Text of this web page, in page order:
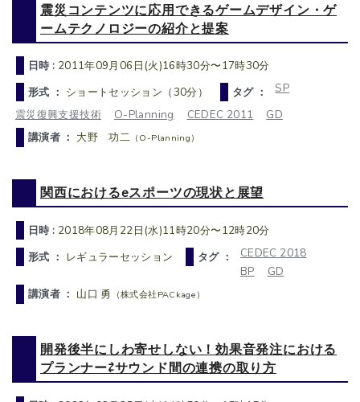
震災コンテンツに応用できるゲームデザイン・ゲ
ームテクノロジーの紹介と提案
日時 : 2011年09月06日(火)16時30分〜17時30分
形式 ： ショートセッション（30分） タグ ：
SP
震災復興支援技術
O-Planning CEDEC 2011
GD
講演者 ：大野 功二 （O-Planning）
関西におけるeスポーツの現状と展望
日時 : 2018年08月22日(水)11時20分〜12時20分
形式 ： レギュラーセッション タグ ：
CEDEC 2018
BP
GD
講演者 ： 山口 勇 （株式会社PACkage）
開発後半にしわ寄せしない！効果音発注における
プランナー⇄サウンド間の連携の取り方